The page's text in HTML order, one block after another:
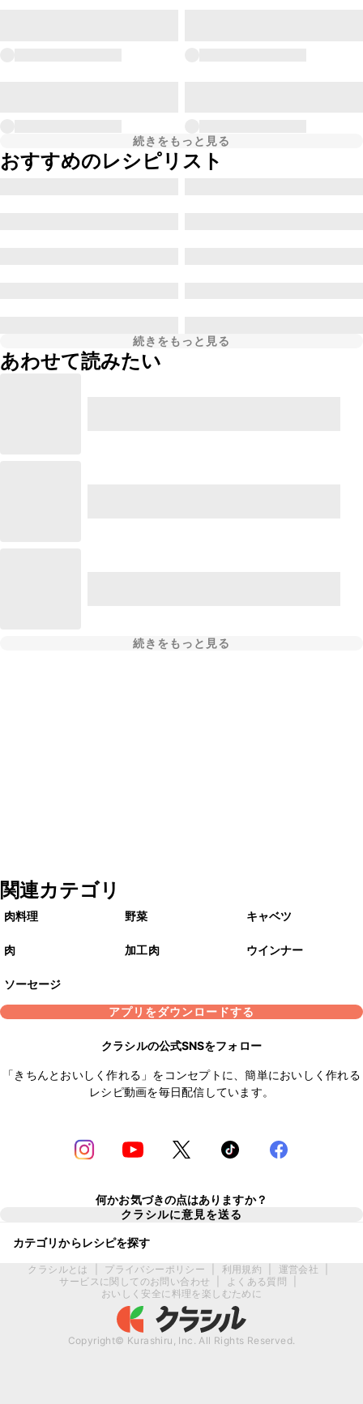
続きをもっと見る
おすすめのレシピリスト
続きをもっと見る
あわせて読みたい
続きをもっと見る
関連カテゴリ
肉料理 野菜 キャベツ
肉 加工肉 ウインナー
ソーセージ
アプリをダウンロードする
クラシルの公式SNSをフォロー
「きちんとおいしく作れる」をコンセプトに、簡単においしく作れる
レシピ動画を毎日配信しています。
何かお気づきの点はありますか？
クラシルに意見を送る
カテゴリからレシピを探す
クラシルとは プライバシーポリシー 利用規約 運営会社
サービスに関してのお問い合わせ
よくある質問
おいしく安全に料理を楽しむために
Copyright© Kurashiru, Inc. All Rights Reserved.